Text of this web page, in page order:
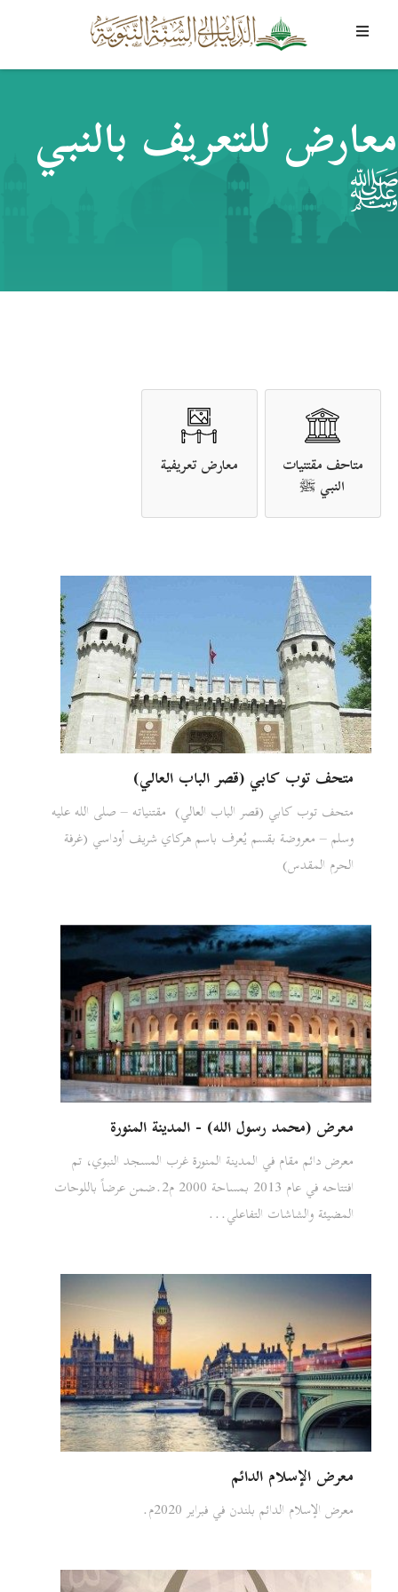
معارض للتعريف بالنبي
ﷺ
متاحف مقتنيات
النبي ﷺ
معارض تعريفية
متحف توب كابي (قصر الباب العالي)
متحف توب كابي (قصر الباب العالي) مقتنياته – صلى الله عليه
وسلم – معروضة بقسم يُعرف باسم هركاي شريف أوداسي (غرفة
الحرم المقدس)
معرض (محمد رسول الله) - المدينة المنورة
معرض دائم مقام في المدينة المنورة غرب المسجد النبوي، تم
افتتاحه في عام 2013 بمساحة 2000 م2.ضمن عرضاً باللوحات
المضيئة والشاشات التفاعلي...
معرض الإسلام الدائم
معرض الإسلام الدائم بلندن في فبراير 2020م.